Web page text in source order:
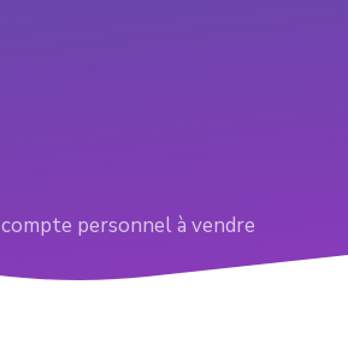
compte personnel à vendre